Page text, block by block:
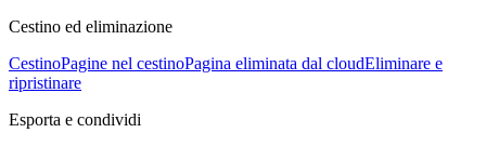
Cestino ed eliminazione
CestinoPagine nel cestinoPagina eliminata dal cloudEliminare e
ripristinare
Esporta e condividi